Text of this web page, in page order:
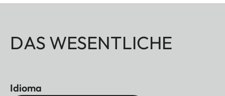
DAS WESENTLICHE
Idioma